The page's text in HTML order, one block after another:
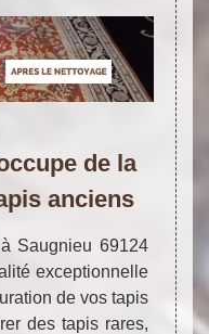
de la
anciens
Saugnieu 69124
exceptionnelle
de vos tapis
des tapis rares,